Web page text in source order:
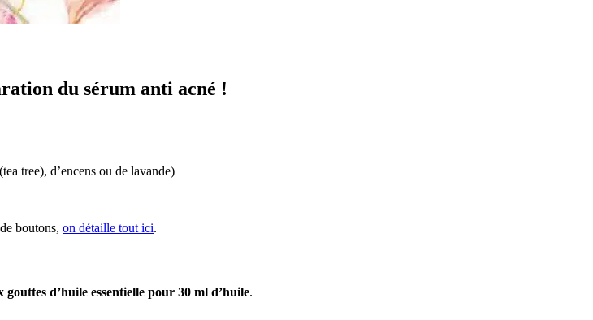
du sérum anti acné !
tree), d’encens ou de lavande)
boutons, on détaille tout ici.
gouttes d’huile essentielle pour 30 ml d’huile.